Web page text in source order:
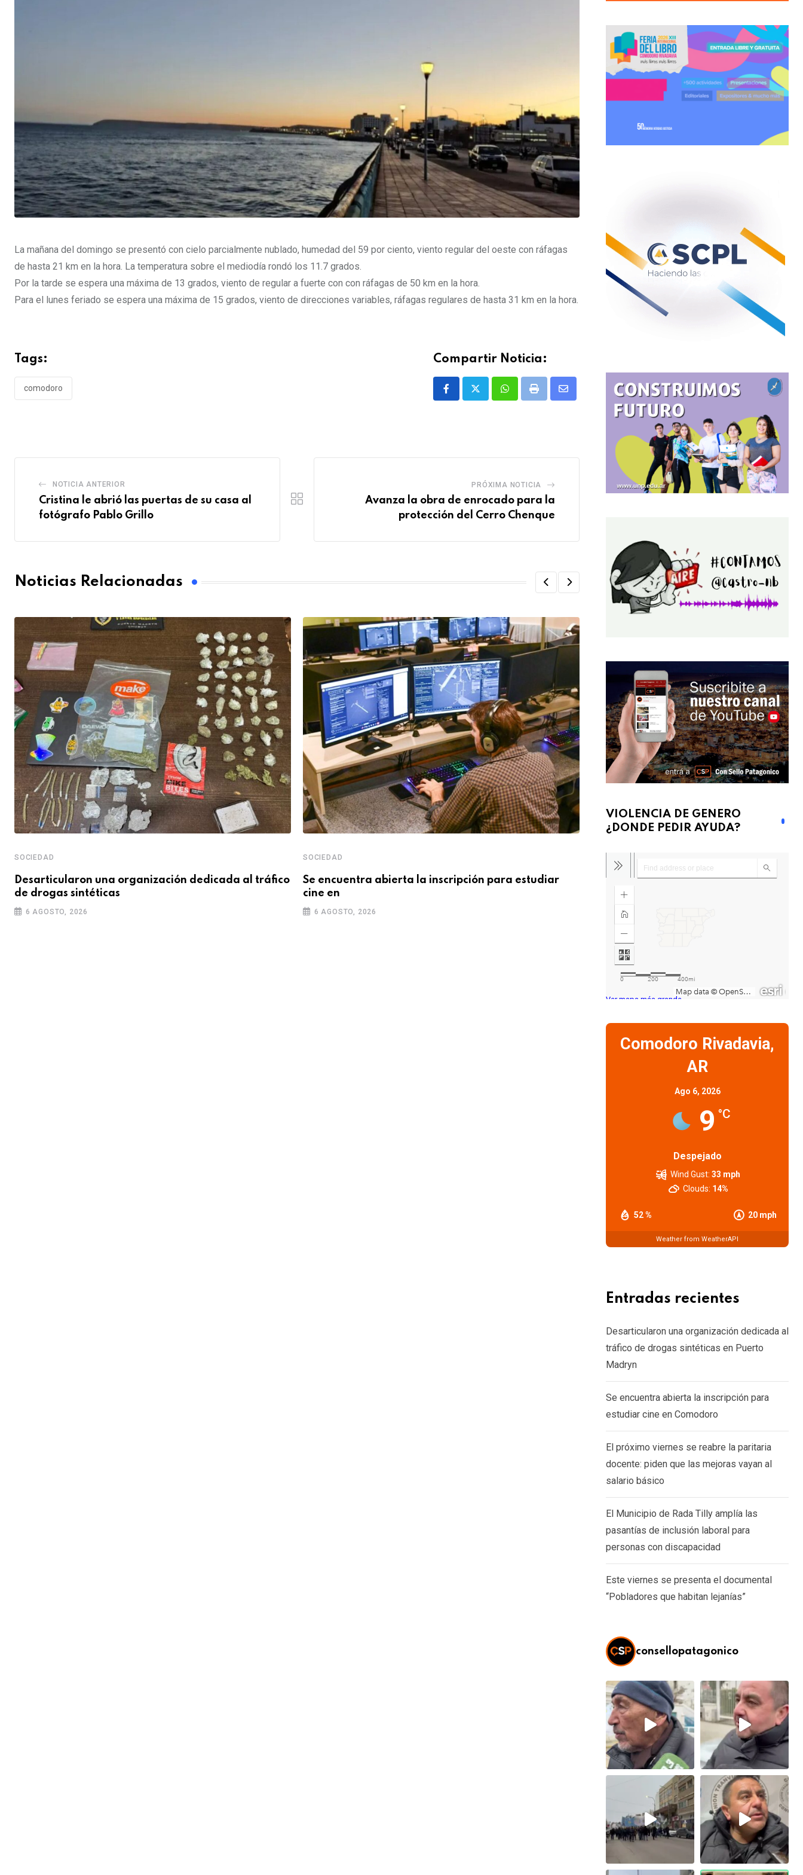
La mañana del domingo se presentó con cielo parcialmente nublado, humedad del 59 por ciento, viento regular del oeste con ráfagas
de hasta 21 km en la hora. La temperatura sobre el mediodía rondó los 11.7 grados.
Por la tarde se espera una máxima de 13 grados, viento de regular a fuerte con con ráfagas de 50 km en la hora.
Para el lunes feriado se espera una máxima de 15 grados, viento de direcciones variables, ráfagas regulares de hasta 31 km en la hora.
Tags:
comodoro
Compartir Noticia:
WhatsappPrint
Share
NOTICIA ANTERIOR
Cristina le abrió las puertas de su casa al
fotógrafo Pablo Grillo
PRÓXIMA NOTICIA
Avanza la obra de enrocado para la
protección del Cerro Chenque
Noticias Relacionadas
SOCIEDAD
Desarticularon una organización dedicada al tráfico
de drogas sintéticas
6 AGOSTO, 2026
SOCIEDAD
Se encuentra abierta la inscripción para estudiar
cine en
6 AGOSTO, 2026
El Municipio de Rada Tilly amplía las
6 AGOSTO, 2026
VIOLENCIA DE GENERO
¿DONDE PEDIR AYUDA?
Ver mapa más grande
Comodoro Rivadavia,
AR
Ago 6, 2026
9 °C
Despejado
52 % 20 mph
Wind Gust: 33 mph
Clouds: 14%
Weather from WeatherAPI
Entradas recientes
Desarticularon una organización dedicada al
tráfico de drogas sintéticas en Puerto
Madryn
Se encuentra abierta la inscripción para
estudiar cine en Comodoro
El próximo viernes se reabre la paritaria
docente: piden que las mejoras vayan al
salario básico
El Municipio de Rada Tilly amplía las
pasantías de inclusión laboral para
personas con discapacidad
Este viernes se presenta el documental
“Pobladores que habitan lejanías”
consellopatagonico